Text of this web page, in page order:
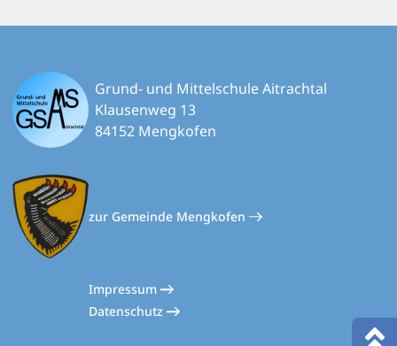
Grund- und Mittelschule Aitrachtal
Klausenweg 13
84152 Mengkofen
zur Gemeinde Mengkofen
Impressum
Datenschutz